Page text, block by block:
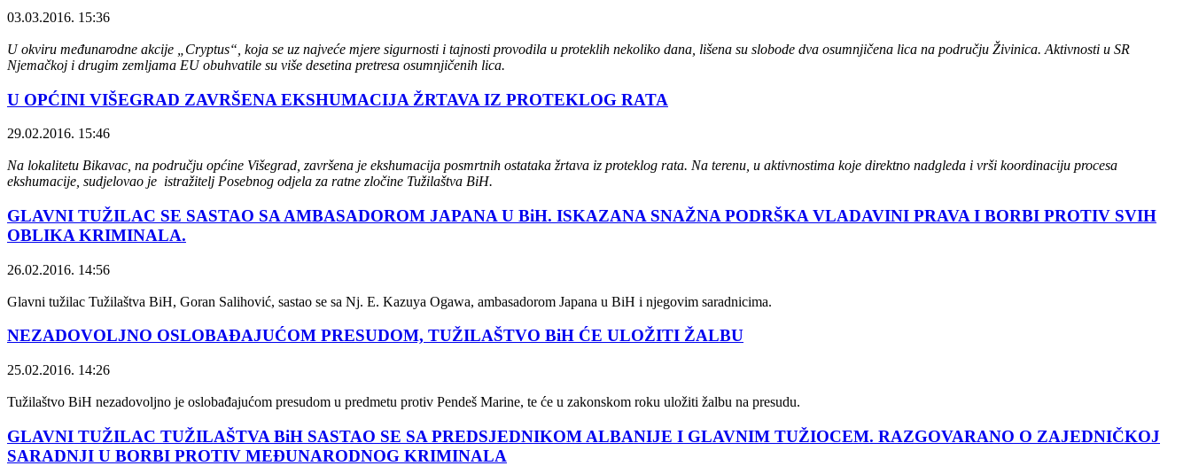
03.03.2016. 15:36
U okviru međunarodne akcije „Cryptus“, koja se uz najveće mjere sigurnosti i tajnosti provodila u proteklih nekoliko dana, lišena su slobode dva osumnjičena lica na području Živinica. Aktivnosti u SR
Njemačkoj i drugim zemljama EU obuhvatile su više desetina pretresa osumnjičenih lica.
U OPĆINI VIŠEGRAD ZAVRŠENA EKSHUMACIJA ŽRTAVA IZ PROTEKLOG RATA
29.02.2016. 15:46
Na lokalitetu Bikavac, na području općine Višegrad, završena je ekshumacija posmrtnih ostataka žrtava iz proteklog rata. Na terenu, u aktivnostima koje direktno nadgleda i vrši koordinaciju procesa
ekshumacije, sudjelovao je istražitelj Posebnog odjela za ratne zločine Tužilaštva BiH.
GLAVNI TUŽILAC SE SASTAO SA AMBASADOROM JAPANA U BiH. ISKAZANA SNAŽNA PODRŠKA VLADAVINI PRAVA I BORBI PROTIV SVIH
OBLIKA KRIMINALA.
26.02.2016. 14:56
Glavni tužilac Tužilaštva BiH, Goran Salihović, sastao se sa Nj. E. Kazuya Ogawa, ambasadorom Japana u BiH i njegovim saradnicima.
NEZADOVOLJNO OSLOBAĐAJUĆOM PRESUDOM, TUŽILAŠTVO BiH ĆE ULOŽITI ŽALBU
25.02.2016. 14:26
Tužilaštvo BiH nezadovoljno je oslobađajućom presudom u predmetu protiv Pendeš Marine, te će u zakonskom roku uložiti žalbu na presudu.
GLAVNI TUŽILAC TUŽILAŠTVA BiH SASTAO SE SA PREDSJEDNIKOM ALBANIJE I GLAVNIM TUŽIOCEM. RAZGOVARANO O ZAJEDNIČKOJ
SARADNJI U BORBI PROTIV MEĐUNARODNOG KRIMINALA